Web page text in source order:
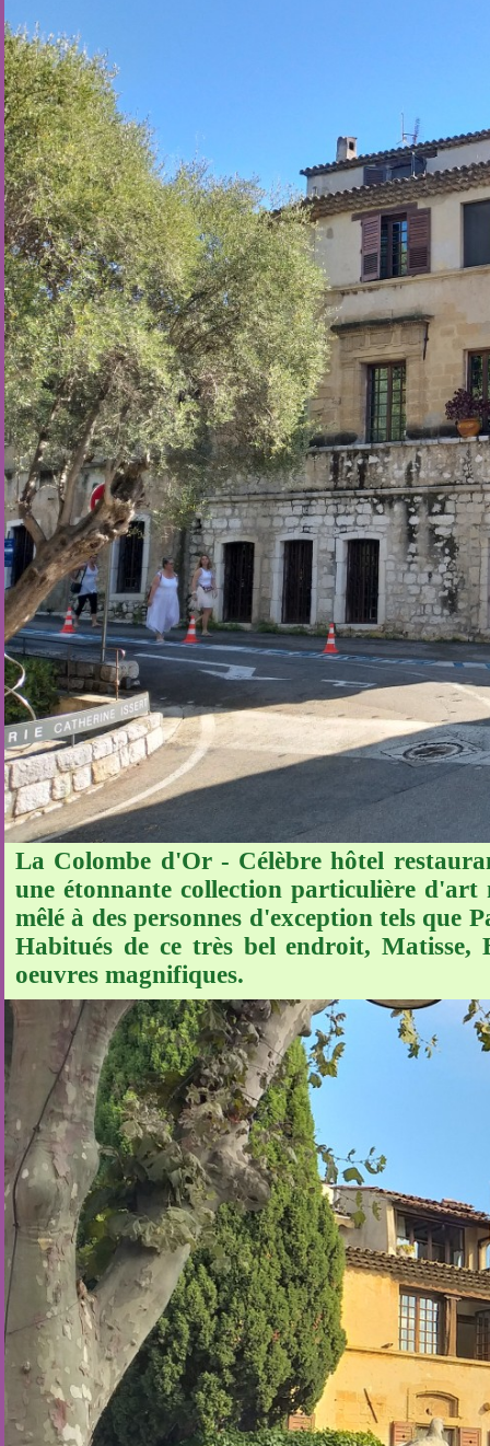
La Colombe d'Or - Célèbre hôtel
une étonnante collection particulière d'art
mêlé à des personnes d'exception tels que
Habitués de ce très bel endroit, Matisse,
oeuvres magnifiques.